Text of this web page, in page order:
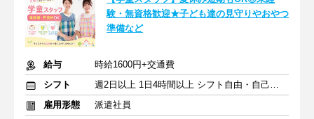
験・無資格歓迎★子ども達の見守りやおやつ
準備など
給与
時給1600円+交通費
シフト
週2日以上 1日4時間以上 シフト自由・自己申告
雇用形態
派遣社員